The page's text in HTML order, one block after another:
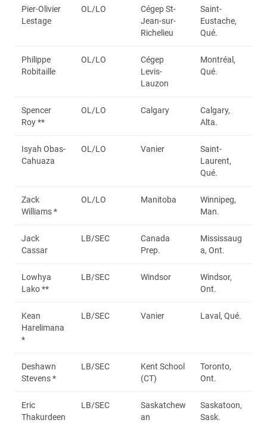
Pier-Olivier
Lestage
OL/LO
Cégep St-
Jean-sur-
Richelieu
Saint-
Eustache,
Qué.
Philippe
Robitaille
OL/LO
Cégep
Levis-
Lauzon
Montréal,
Qué.
Spencer
Roy **
OL/LO Calgary
Calgary,
Alta.
Isyah Obas-
Cahuaza
OL/LO Vanier
Saint-
Laurent,
Qué.
Zack
Williams *
OL/LO Manitoba
Winnipeg,
Man.
Jack
Cassar
LB/SEC
Canada
Prep.
Mississaug
a, Ont.
Lowhya
Lako **
LB/SEC Windsor
Windsor,
Ont.
Kean
Harelimana
*
LB/SEC Vanier Laval, Qué.
Deshawn
Stevens *
LB/SEC
Kent School
(CT)
Toronto,
Ont.
Eric
Thakurdeen
LB/SEC
Saskatchew
an
Saskatoon,
Sask.